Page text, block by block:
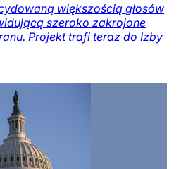
większością głosów
szeroko zakrojone
Projekt trafi teraz do Izby